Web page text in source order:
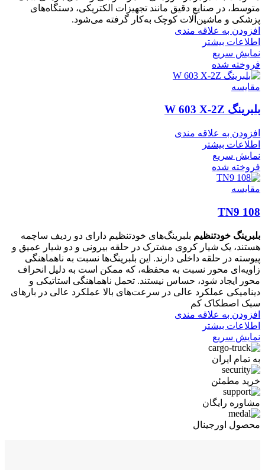
متوسط، در صنایع دقیق مانند تجهیزات الکتریکی، دستگاه‌های
پزشکی و ماشین‌آلات کوچک به‌کار گرفته می‌شود.
افزودن به علاقه مندی
اطلاعات بیشتر
نمایش سریع
فروخته شده
مقايسه
بلبرینگ W 603 X-2Z
افزودن به علاقه مندی
اطلاعات بیشتر
نمایش سریع
فروخته شده
مقايسه
108 TN9
بلبرینگ خودتنظیم بلبرینگ‌های خودتنظیم دارای دو ردیف ساچمه
هستند، یک شیار کروی مشترک در حلقه بیرونی و دو شیار عمیق و
پیوسته در حلقه داخلی دارند. این بلبرینگ‌ها نسبت به ناهماهنگی
زاویه‌ای محور نسبت به محفظه، که ممکن است به دلیل انحراف
محور ایجاد شود، حساس نیستند. تحمل ناهماهنگی استاتیکی و
دینامیکی عملکرد عالی در سرعت‌های بالا عملکرد عالی در بارهای
سبک اصطکاک کم
افزودن به علاقه مندی
اطلاعات بیشتر
نمایش سریع
به تمام ایران
خرید مطمئن
مشاوره رایگان
محصول اورجینال